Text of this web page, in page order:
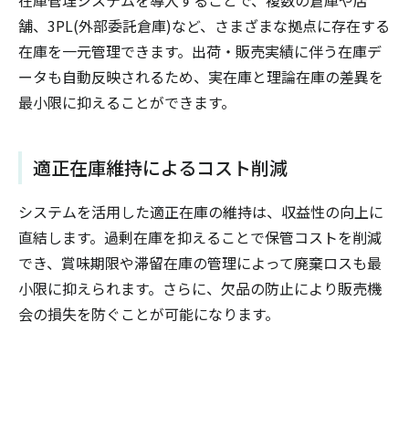
舗、3PL(外部委託倉庫)など、さまざまな拠点に存在する
在庫を一元管理できます。出荷・販売実績に伴う在庫デ
ータも自動反映されるため、実在庫と理論在庫の差異を
最小限に抑えることができます。
適正在庫維持によるコスト削減
システムを活用した適正在庫の維持は、収益性の向上に
直結します。過剰在庫を抑えることで保管コストを削減
でき、賞味期限や滞留在庫の管理によって廃棄ロスも最
小限に抑えられます。さらに、欠品の防止により販売機
会の損失を防ぐことが可能になります。